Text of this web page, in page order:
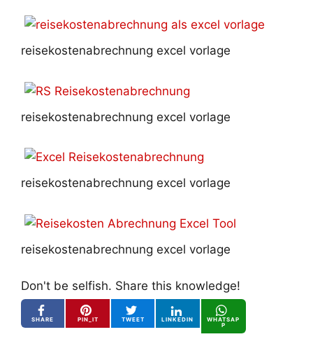
reisekostenabrechnung excel vorlage
reisekostenabrechnung excel vorlage
reisekostenabrechnung excel vorlage
reisekostenabrechnung excel vorlage
Don't be selfish. Share this knowledge!
SHARE PIN_IT TWEET LINKEDIN
WHATSAP
P